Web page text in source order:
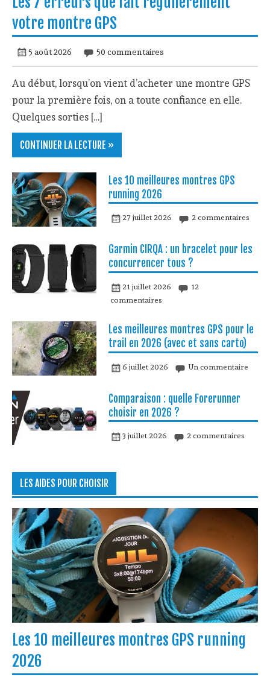
votre montre GPS
5 août 2026 50 commentaires
Au début, lorsqu’on vient d’acheter une montre GPS
pour la première fois, on a toute confiance en elle.
Quelques sorties […]
CONTINUER LA LECTURE »
Les 10 meilleures montres GPS
running 2026
27 juillet 2026 2 commentaires
Garmin CIRQA : un bracelet pour les
concurrencer tous ?
21 juillet 2026
12
commentaires
Les meilleures montres GPS pour le
trail en 2026 (avec et sans carto)
6 juillet 2026 Un commentaire
Comparaison : quelle Forerunner
choisir en 2026 ?
3 juillet 2026 2 commentaires
LES AIDES POUR CHOISIR
Les 10 meilleures montres GPS running
2026